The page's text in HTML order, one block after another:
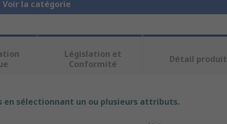
Voir la catégorie
Législation et
Conformité
Détail produit
en sélectionnant un ou plusieurs attributs.